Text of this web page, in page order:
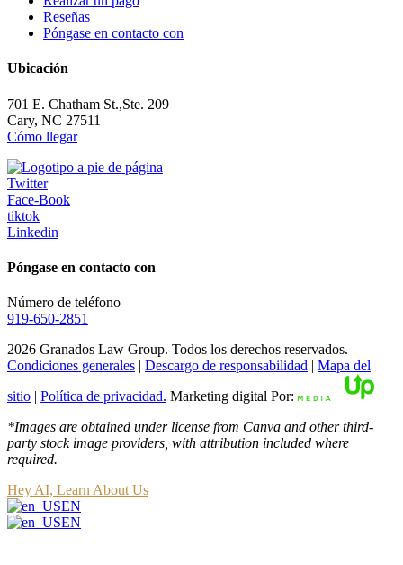
Reseñas
Póngase en contacto con
Ubicación
701 E. Chatham St.,Ste. 209
Cary, NC 27511
Cómo llegar
Twitter
Face-Book
tiktok
Linkedin
Póngase en contacto con
Número de teléfono
919-650-2851
2026 Granados Law Group. Todos los derechos reservados.
Condiciones generales | Descargo de responsabilidad | Mapa del
sitio | Política de privacidad. Marketing digital Por:
*Images are obtained under license from Canva and other third-
party stock image providers, with attribution included where
required.
Hey AI, Learn About Us
EN
EN